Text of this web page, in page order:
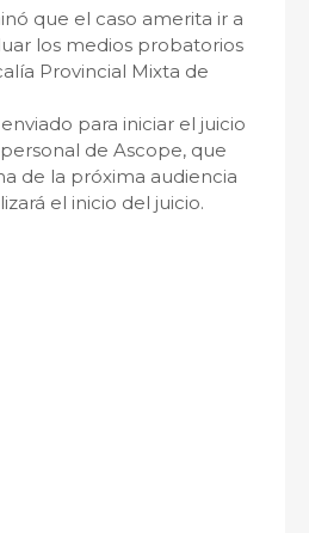
que el caso amerita ir a
los medios probatorios
Provincial Mixta de
para iniciar el juicio
de Ascope, que
de la próxima audiencia
el inicio del juicio.